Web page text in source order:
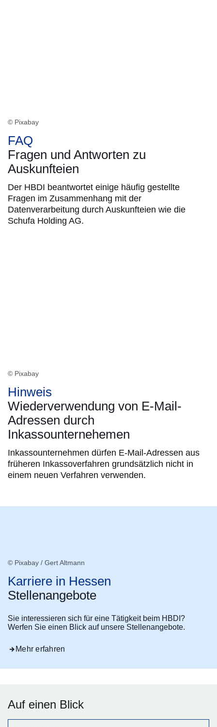
© Pixabay
FAQ
Fragen und Antworten zu
Auskunfteien
Der HBDI beantwortet einige häufig gestellte
Fragen im Zusammenhang mit der
Datenverarbeitung durch Auskunfteien wie die
Schufa Holding AG.
© Pixabay
Hinweis
Wiederverwendung von E-Mail-
Adressen durch
Inkassounternehemen
Inkassounternehmen dürfen E-Mail-Adressen aus
früheren Inkassoverfahren grundsätzlich nicht in
einem neuen Verfahren verwenden.
© Pixabay / Gert Altmann
Karriere in Hessen
Stellenangebote
Sie interessieren sich für eine Tätigkeit beim HBDI?
Werfen Sie einen Blick auf unsere Stellenangebote.
Mehr erfahren
Auf einen Blick